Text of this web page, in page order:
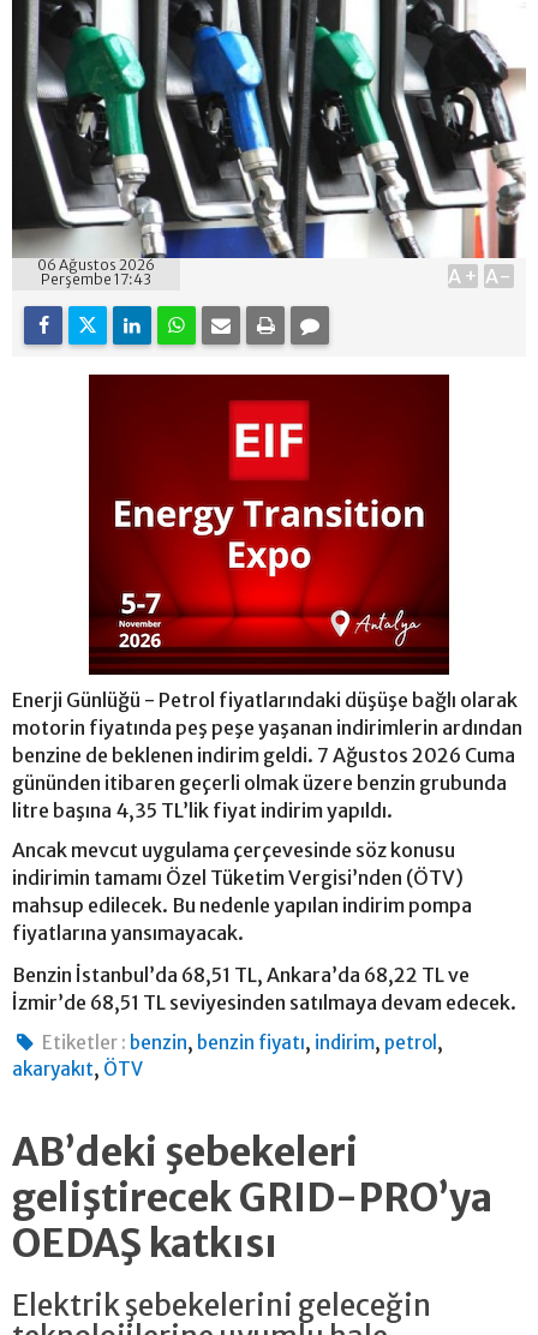
06 Ağustos 2026
Perşembe 17:43
A+ A-
Enerji Günlüğü - Petrol fiyatlarındaki düşüşe bağlı olarak
motorin fiyatında peş peşe yaşanan indirimlerin ardından
benzine de beklenen indirim geldi. 7 Ağustos 2026 Cuma
gününden itibaren geçerli olmak üzere benzin grubunda
litre başına 4,35 TL’lik fiyat indirim yapıldı.
Ancak mevcut uygulama çerçevesinde söz konusu
indirimin tamamı Özel Tüketim Vergisi’nden (ÖTV)
mahsup edilecek. Bu nedenle yapılan indirim pompa
fiyatlarına yansımayacak.
Benzin İstanbul’da 68,51 TL, Ankara’da 68,22 TL ve
İzmir’de 68,51 TL seviyesinden satılmaya devam edecek.
Etiketler : benzin, benzin fiyatı, indirim, petrol ,
akaryakıt, ÖTV
AB’deki şebekeleri
geliştirecek GRID-PRO’ya
OEDAŞ katkısı
Elektrik şebekelerini geleceğin